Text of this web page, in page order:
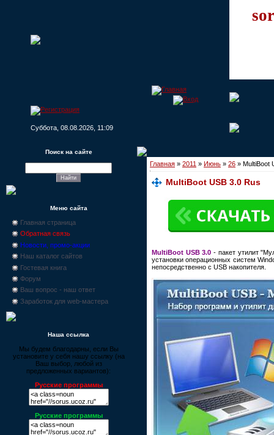
Суббота, 08.08.2026, 11:09
Поиск на сайте
Меню сайта
Главная страница
Обратная связь
Новости, промо-акции
Наш каталог сайтов
Гостевая книга
Форум
Ваш вопрос - наш ответ
Заработок для web-мастера
Наша ссылка
Мы будем благодарны, если Вы
установите у себя нашу ссылку (на
Ваш выбор, любой из
предложенных вариантов):
Русские программы
Русские программы
Главная » 2011 » Июнь » 26 » MultiBoot
MultiBoot USB 3.0 Rus
MultiBoot USB 3.0 - пакет утилит
установки операционных систем
непосредственно с USB накопителя.